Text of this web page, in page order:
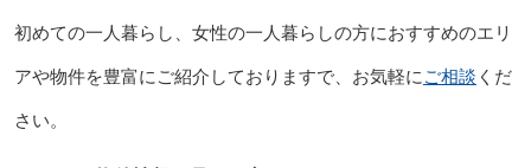
初めての一人暮らし、女性の一人暮らしの方におすすめのエリ
アや物件を豊富にご紹介しておりますで、お気軽に ご相談 くだ
さい。